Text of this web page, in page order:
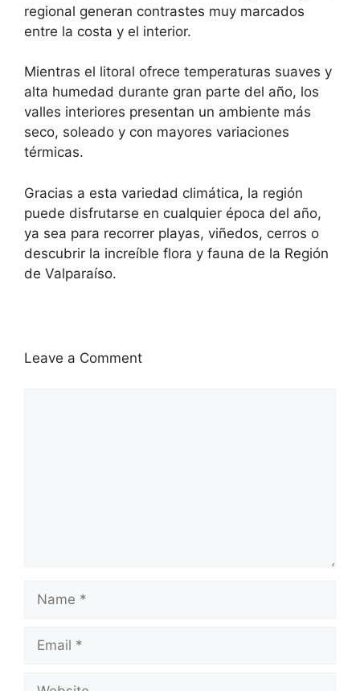
regional generan contrastes muy marcados
entre la costa y el interior.
Mientras el litoral ofrece temperaturas suaves y
alta humedad durante gran parte del año, los
valles interiores presentan un ambiente más
seco, soleado y con mayores variaciones
térmicas.
Gracias a esta variedad climática, la región
puede disfrutarse en cualquier época del año,
ya sea para recorrer playas, viñedos, cerros o
descubrir la increíble flora y fauna de la Región
de Valparaíso.
Leave a Comment
Name
Email
Website